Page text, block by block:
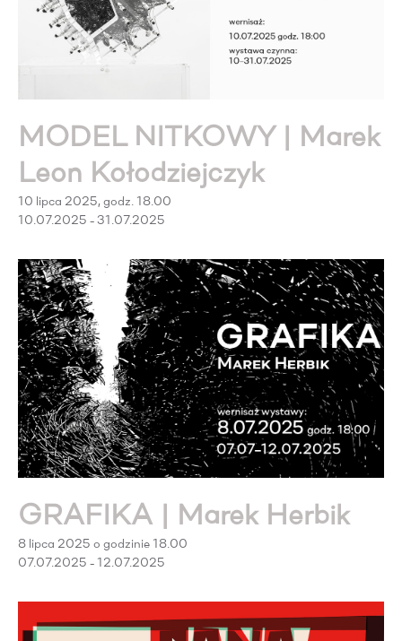
MODEL NITKOWY | Marek
Leon Kołodziejczyk
10 lipca 2025, godz. 18.00
10.07.2025 - 31.07.2025
GRAFIKA | Marek Herbik
8 lipca 2025 o godzinie 18.00
07.07.2025 - 12.07.2025